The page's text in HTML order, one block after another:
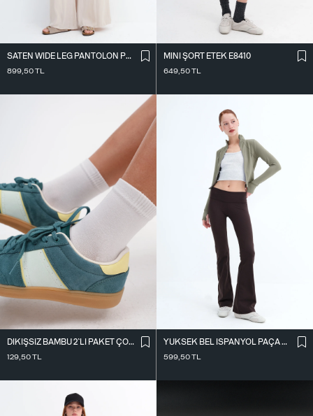
SATEN WIDE LEG PANTOLON PN17298
899,50TL
MINI ŞORT ETEK E8410
649,50TL
DIKIŞSIZ BAMBU 2`LI PAKET ÇORAP ÇRP3013
129,50TL
YÜKSEK BEL İ̇SPANYOL PAÇA TAYT TYT0048-E10
599,50TL